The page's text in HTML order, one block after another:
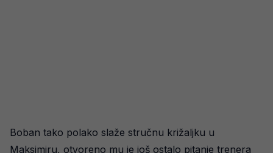
Boban tako polako slaže stručnu križaljku u
Maksimiru, otvoreno mu je još ostalo pitanje trenera